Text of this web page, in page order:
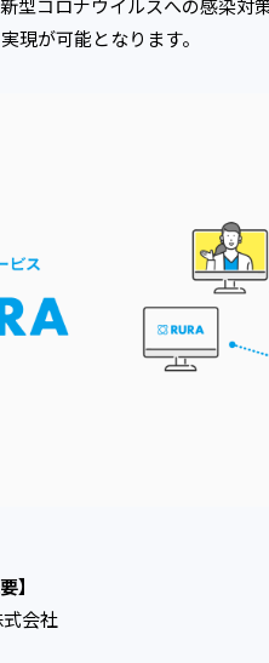
型コロナウイルスへの感染対
現が可能となります。
】
会社